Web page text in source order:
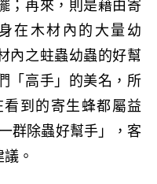
；再來，則是藉由寄
在木材內的大量幼
內之蛀蟲幼蟲的好幫
「高手」的美名，所
到的寄生蜂都屬益
群除蟲好幫手」，客
。